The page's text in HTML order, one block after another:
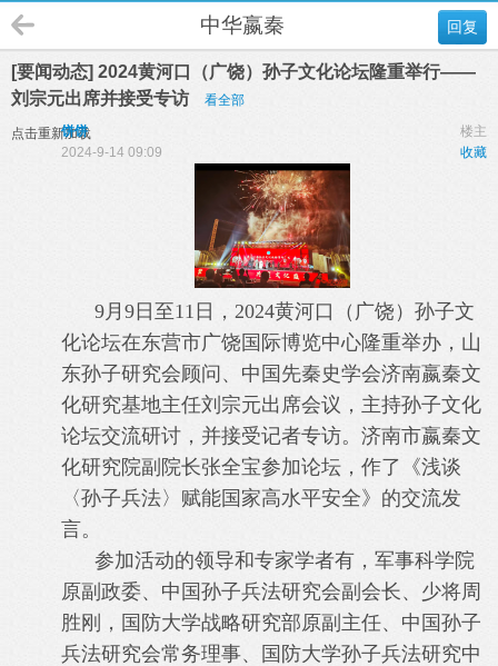
回复
中华嬴秦
[要闻动态] 2024黄河口（广饶）孙子文化论坛隆重举行——
刘宗元出席并接受专访
看全部
点击重新加载 楼主
饼饼
收藏
2024-9-14 09:09
9月9日至11日，2024黄河口（广饶）孙子文
化论坛在东营市广饶国际博览中心隆重举办，山
东孙子研究会顾问、中国先秦史学会济南嬴秦文
化研究基地主任刘宗元出席会议，主持孙子文化
论坛交流研讨，并接受记者专访。济南市嬴秦文
化研究院副院长张全宝参加论坛，作了《浅谈
〈孙子兵法〉赋能国家高水平安全》的交流发
言。
参加活动的领导和专家学者有，军事科学院
原副政委、中国孙子兵法研究会副会长、少将周
胜刚，国防大学战略研究部原副主任、中国孙子
兵法研究会常务理事、国防大学孙子兵法研究中